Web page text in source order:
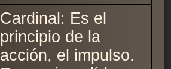
Cardinal: Es el
principio de la
acción, el impulso.